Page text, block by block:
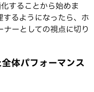
することから始めま
るようになったら、ホ
ーとしての視点に切り
体パフォーマンス